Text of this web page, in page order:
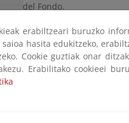
del Fondo.
DINAMIZACIÓN
El FCT, dotado en
erabiltzeari buruzko
hasita edukitzeko,
Cookie guztiak onar
Erabilitako cookieei